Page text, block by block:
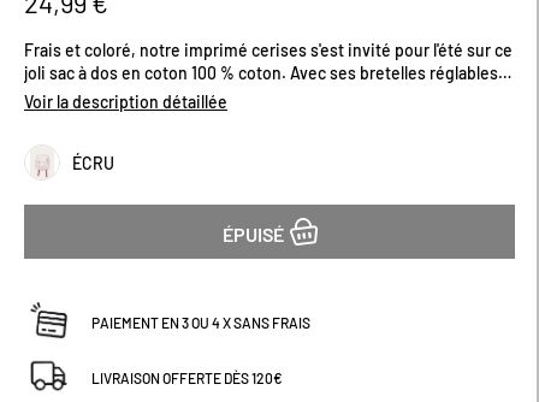
Galerie
d’images
Frais et coloré, notre imprimé cerises s'est invité pour l'été sur ce
joli sac à dos en coton 100 % coton. Avec ses bretelles réglables
et son molleton doux, il assure un port agréable tout au long de la
journée. Sa poche zippée à l'avant permet de ranger facilement le
goûter ou les petites affaires indispensables pour l'école. Certifié
OEKO-TEX®, il garantit un textile sain et sans substances nocives.
Un accessoire idéal pour accompagner les enfants avec style et
douceur ! Dimensions (cm) : H28 x L21.
Voir la description détaillée
ÉCRU
ÉPUISÉ
PAIEMENT EN 3 OU 4 X SANS FRAIS
LIVRAISON OFFERTE DÈS 120€